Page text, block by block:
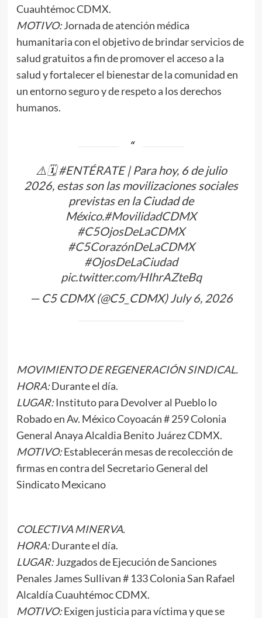
Cuauhtémoc CDMX.
MOTIVO:Jornada de atención médica
humanitaria con el objetivo de brindar servicios de
salud gratuitos a fin de promover el acceso a la
salud y fortalecer el bienestar de la comunidad en
un entorno seguro y de respeto a los derechos
humanos.
⚠️🗓️#ENTÉRATE| Para hoy, 6 de julio
2026, estas son las movilizaciones sociales
previstas en la Ciudad de
México.#MovilidadCDMX
#C5OjosDeLaCDMX
#C5CorazónDeLaCDMX
#OjosDeLaCiudad
pic.twitter.com/HIhrAZteBq
— C5 CDMX (@C5_CDMX)July 6, 2026
MOVIMIENTO DE REGENERACIÓN SINDICAL.
HORA:Durante el día.
LUGAR:Instituto para Devolver al Pueblo lo
Robado en Av. México Coyoacán # 259 Colonia
General Anaya Alcaldia Benito Juárez CDMX.
MOTIVO:Establecerán mesas de recolección de
firmas en contra del Secretario General del
Sindicato Mexicano
COLECTIVA MINERVA.
HORA:Durante el día.
LUGAR:Juzgados de Ejecución de Sanciones
Penales James Sullivan # 133 Colonia San Rafael
Alcaldía Cuauhtémoc CDMX.
MOTIVO:Exigen justicia para víctima y que se